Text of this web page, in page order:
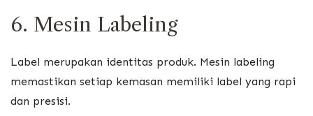
6. Mesin Labeling
Label merupakan identitas produk. Mesin labeling
memastikan setiap kemasan memiliki label yang rapi
dan presisi.